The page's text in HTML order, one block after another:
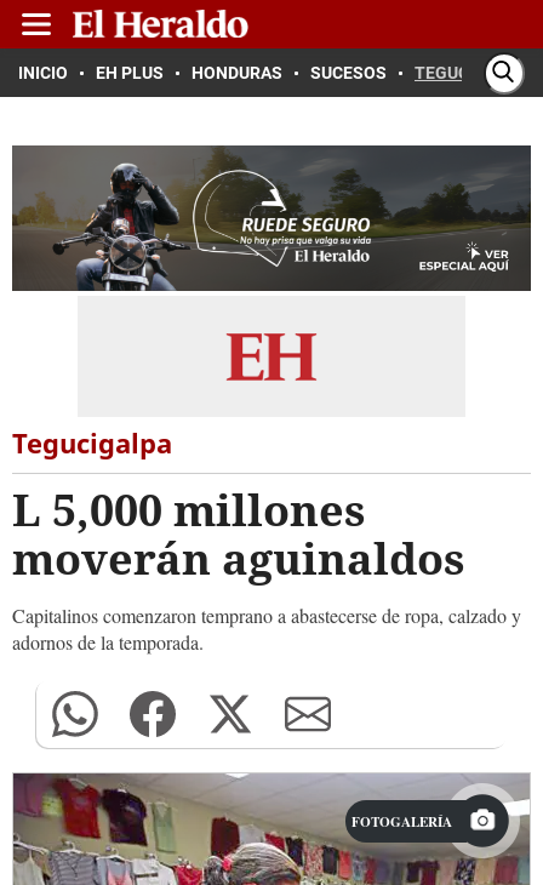
INICIO EH PLUS HONDURAS SUCESOS TEGUCIGALPA
Tegucigalpa
L 5,000 millones
moverán aguinaldos
Capitalinos comenzaron temprano a abastecerse de ropa, calzado y
adornos de la temporada.
FOTOGALERÍA